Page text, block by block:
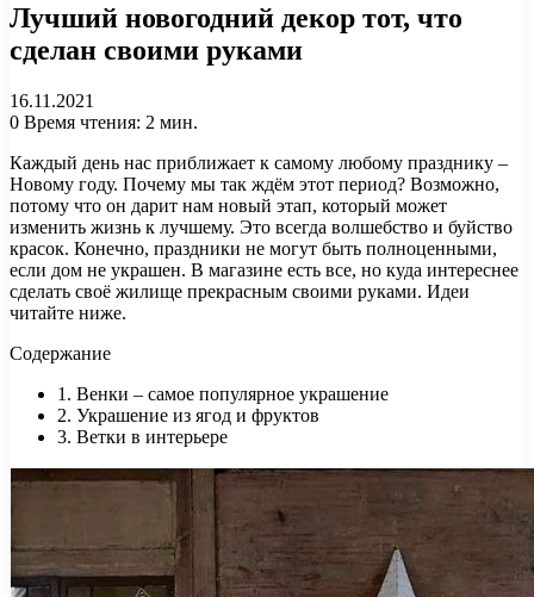
Лучший новогодний декор тот, что
сделан своими руками
16.11.2021
0 Время чтения: 2 мин.
Каждый день нас приближает к самому любому празднику –
Новому году. Почему мы так ждём этот период? Возможно,
потому что он дарит нам новый этап, который может
изменить жизнь к лучшему. Это всегда волшебство и буйство
красок. Конечно, праздники не могут быть полноценными,
если дом не украшен. В магазине есть все, но куда интереснее
сделать своё жилище прекрасным своими руками. Идеи
читайте ниже.
Содержание
1. Венки – самое популярное украшение
2. Украшение из ягод и фруктов
3. Ветки в интерьере